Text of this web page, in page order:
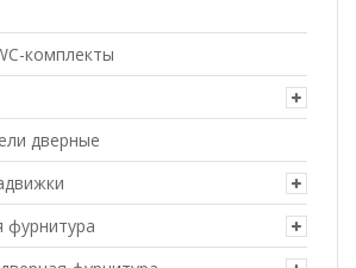
комплекты
дверные